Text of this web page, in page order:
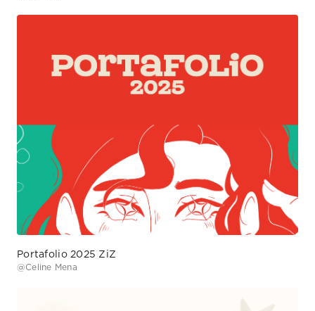
Portafolio 2025 ZiZ
@Celine Mena